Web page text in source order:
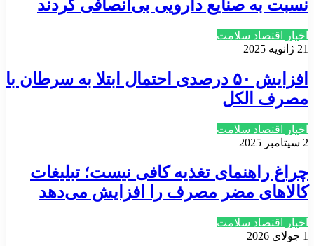
نسبت به صنایع دارویی بی‌انصافی کردند
اخبار اقتصاد سلامت
21 ژانویه 2025
افزایش ۵۰ درصدی احتمال ابتلا به سرطان با
مصرف الکل
اخبار اقتصاد سلامت
2 سپتامبر 2025
چراغ راهنمای تغذیه کافی نیست؛ تبلیغات
کالاهای مضر مصرف را افزایش می‌دهد
اخبار اقتصاد سلامت
1 جولای 2026